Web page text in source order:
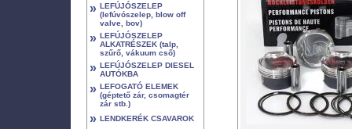
» LEFÚJÓSZELEP
(lefúvószelep, blow off
valve, bov)
» LEFÚJÓSZELEP
ALKATRÉSZEK (talp,
szűrő, vákuum cső)
» LEFÚJÓSZELEP DIESEL
AUTÓKBA
» LEFOGATÓ ELEMEK
(géptető zár, csomagtér
zár stb.)
» LENDKERÉK CSAVAROK